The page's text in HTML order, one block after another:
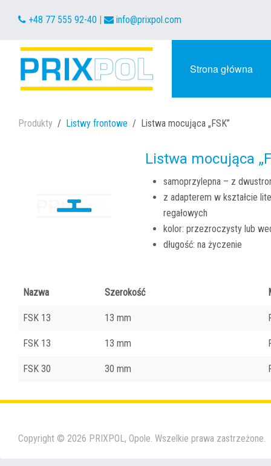
+48 77 555 92-40 | info@prixpol.com
Strona główna
Produkty Listwy frontowe Listwa mocująca „FSK”
Listwa mocująca
samoprzylepna – z
z adapterem w kształcie
regałowych
kolor: przezroczysty lub
długość: na życzenie
Nazwa Szerokość
FSK 13 13 mm
FSK 13 13 mm
FSK 30 30 mm
Copyright © 2026 PRIXPOL, Opole. Wszelkie prawa zastrzeżone.